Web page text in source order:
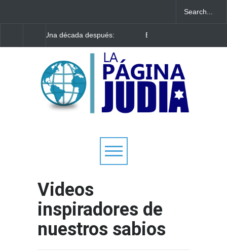
El ministro de Asuntos
con el nuevo gobierno
colombiano mientras ambos
países buscan reconstruir
sus lazos estratégicos
esto
Videos
inspiradores de
nuestros sabios